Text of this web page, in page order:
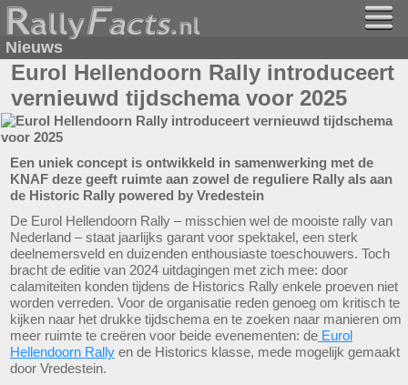
Nieuws
Eurol Hellendoorn Rally introduceert
vernieuwd tijdschema voor 2025
Een uniek concept is ontwikkeld in samenwerking met de
KNAF deze geeft ruimte aan zowel de reguliere Rally als aan
de Historic Rally powered by Vredestein
De Eurol Hellendoorn Rally – misschien wel de mooiste rally van
Nederland – staat jaarlijks garant voor spektakel, een sterk
deelnemersveld en duizenden enthousiaste toeschouwers. Toch
bracht de editie van 2024 uitdagingen met zich mee: door
calamiteiten konden tijdens de Historics Rally enkele proeven niet
worden verreden. Voor de organisatie reden genoeg om kritisch te
kijken naar het drukke tijdschema en te zoeken naar manieren om
meer ruimte te creëren voor beide evenementen: de Eurol
Hellendoorn Rally en de Historics klasse, mede mogelijk gemaakt
door Vredestein.